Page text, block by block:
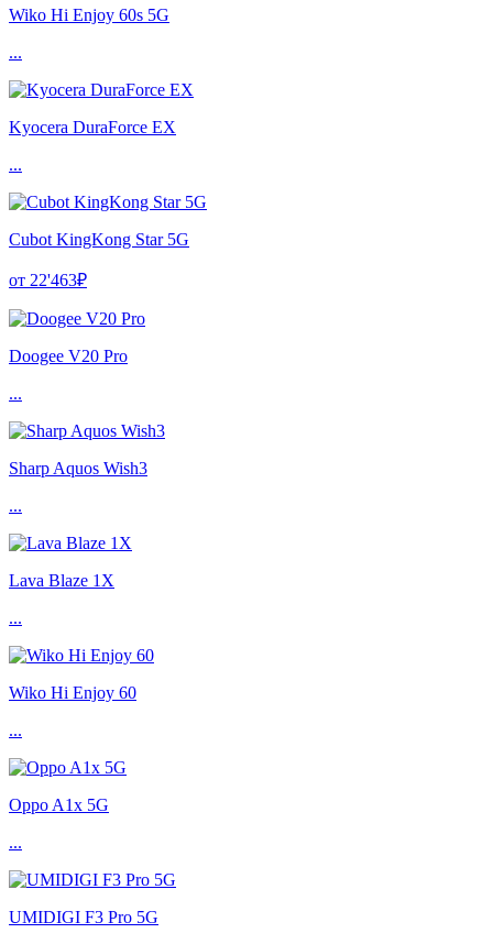
Wiko Hi Enjoy 60s 5G
...
Kyocera DuraForce EX
...
Cubot KingKong Star 5G
от 22'463₽
Doogee V20 Pro
...
Sharp Aquos Wish3
...
Lava Blaze 1X
...
Wiko Hi Enjoy 60
...
Oppo A1x 5G
...
UMIDIGI F3 Pro 5G